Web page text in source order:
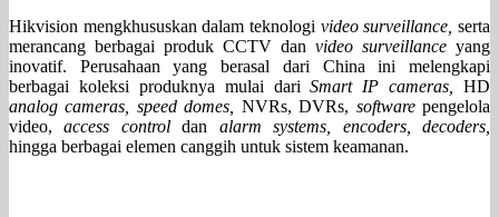
Hikvision mengkhususkan dalam teknologi video surveillance, serta
merancang berbagai produk CCTV dan video surveillance yang
inovatif. Perusahaan yang berasal dari China ini melengkapi
berbagai koleksi produknya mulai dariSmart IP cameras, HD
analog cameras, speed domes, NVRs, DVRs, softwarepengelola
video,access controldan alarm systems, encoders, decoders,
hingga berbagai elemen canggih untuk sistem keamanan.